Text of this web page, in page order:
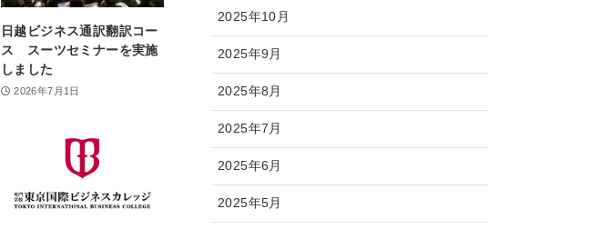
日越ビジネス通訳翻訳コー
ス スーツセミナーを実施
しました
2026年7月1日
2025年10月
2025年9月
2025年8月
2025年7月
2025年6月
2025年5月